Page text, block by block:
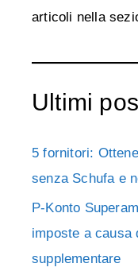
articoli nella
Ultimi
5 fornitori:
senza Schufa e
P-Konto
imposte a causa
supplementare